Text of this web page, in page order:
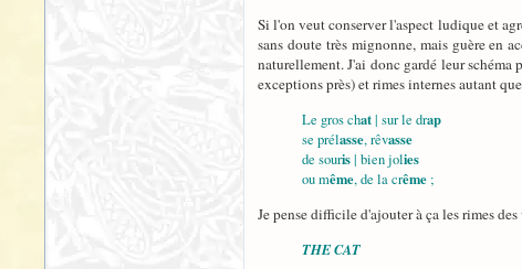
Si l'on veut conserver l'aspect ludique et
sans doute très mignonne, mais guère en
naturellement. J'ai donc gardé leur
exceptions près) et rimes internes autant
Le gros chat| sur le drap
se prélasse, rêvasse
de souris| bien jolies
ou même, de la crême ;
Je pense difficile d'ajouter à ça les rimes
THE CAT